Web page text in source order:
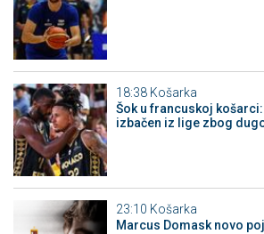
18:38 Košarka
Šok u francuskoj
izbačen iz lige zbog
23:10 Košarka
Marcus Domask novo